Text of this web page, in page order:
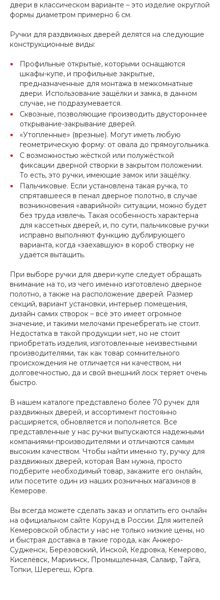
двери в классическом варианте – это изделие округлой
формы диаметром примерно 6 см.
Ручки для раздвижных дверей делятся на следующие
конструкционные виды:
Профильные открытые, которыми оснащаются
шкафы-купе, и профильные закрытые,
предназначенные для монтажа в межкомнатные
двери. Использование защёлки и замка, в данном
случае, не подразумевается.
Сквозные, позволяющие производить двустороннее
открывание-закрывание дверей.
«Утопленные» (врезные). Могут иметь любую
геометрическую форму: от овала до прямоугольника.
С возможностью жёсткой или полужёсткой
фиксации дверной створки в закрытом положении.
То есть, это ручки, имеющие замок или защёлку.
Пальчиковые. Если установлена такая ручка, то
спрятавшееся в пенал дверное полотно, в случае
возникновения «аварийной» ситуации, можно будет
без труда извлечь. Такая особенность характерна
для кассетных дверей, и, по сути, пальчиковые ручки
исправно выполняют функцию дублирующего
варианта, когда «заехавшую» в короб створку не
удаётся вытащить.
При выборе ручки для двери-купе следует обращать
внимание на то, из чего именно изготовлено дверное
полотно, а также на расположение дверей. Размер
секций, вариант установки, интерьер помещения,
дизайн самих створок – всё это имеет огромное
значение, и такими мелочами пренебрегать не стоит.
Недостатка в такой продукции нет, но не стоит
приобретать изделия, изготовленные неизвестными
производителями, так как товар сомнительного
происхождения не отличается ни качеством, ни
долговечностью, да и свой внешний лоск теряет очень
быстро.
В нашем каталоге представлено более 70 ручек для
раздвижных дверей, и ассортимент постоянно
расширяется, обновляется и пополняется. Все
представленные у нас ручки выпускаются надежными
компаниями-производителями и отличаются самым
высоким качеством. Чтобы найти именно ту, ручку для
раздвижных дверей, которая Вам нужна, просто
подберите необходимый товар, закажите его онлайн,
или посетите один из наших розничных магазинов в
Кемерове.
Вы всегда можете сделать заказ и оплатить его онлайн
на официальном сайте Корунд в России. Для жителей
Кемеровской области у нас не только низкие цены, но
и быстрая доставка в такие города, как Анжеро-
Судженск, Берёзовский, Инской, Кедровка, Кемерово,
Киселёвск, Мариинск, Промышленная, Салаир, Тайга,
Топки, Шерегеш, Юрга.